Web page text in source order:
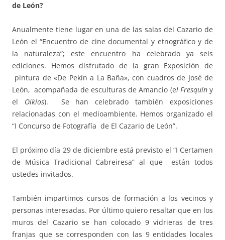
de León?
Anualmente tiene lugar en una de las salas del Cazario de
León el “Encuentro de cine documental y etnográfico y de
la naturaleza”; este encuentro ha celebrado ya seis
ediciones. Hemos disfrutado de la gran Exposición de
pintura de «De Pekín a La Baña», con cuadros de José de
León, acompañada de esculturas de Amancio (el Fresquíny
el Oikios). Se han celebrado también exposiciones
relacionadas con el medioambiente. Hemos organizado el
“I Concurso de Fotografía de El Cazario de León”.
El próximo día 29 de diciembre está previsto el “I Certamen
de Música Tradicional Cabreiresa” al que están todos
ustedes invitados.
También impartimos cursos de formación a los vecinos y
personas interesadas. Por último quiero resaltar que en los
muros del Cazario se han colocado 9 vidrieras de tres
franjas que se corresponden con las 9 entidades locales